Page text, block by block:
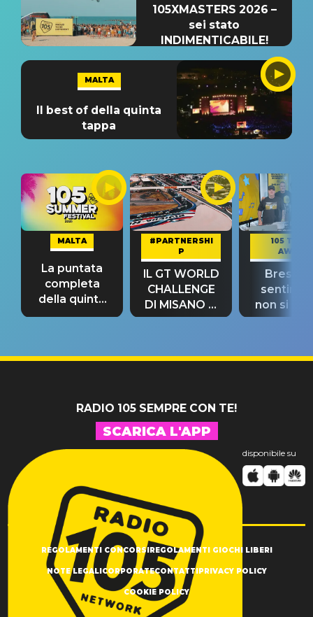
105XMASTERS 2026 –
sei stato
INDIMENTICABILE!
MALTA
Il best of della quinta
tappa
MALTA
La puntata
completa
della quinta
tappa
#PARTNERSHI
P
IL GT WORLD
CHALLENGE
DI MISANO si
riconferma
105 TAKE
AWAY
Bresh:
non si
fino alla
RADIO 105 SEMPRE CON TE!
SCARICA L'APP
disponibile su
REGOLAMENTI CONCORSIREGOLAMENTI GIOCHI LIBERI
NOTE LEGALICORPORATECONTATTIPRIVACY POLICY
COOKIE POLICY